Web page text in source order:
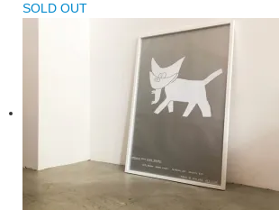
SOLD OUT